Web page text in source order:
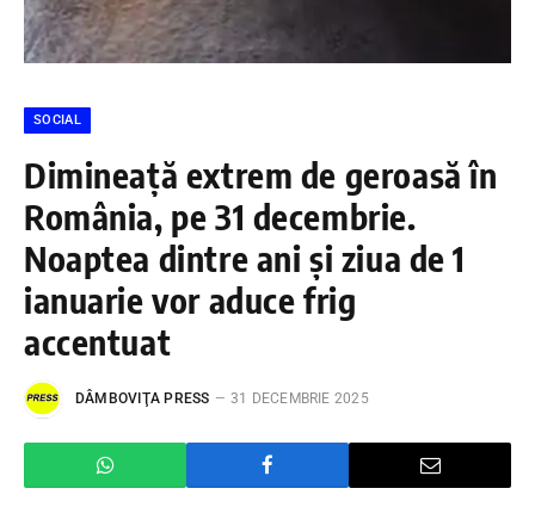
SOCIAL
Dimineață extrem de geroasă în
România, pe 31 decembrie.
Noaptea dintre ani și ziua de 1
ianuarie vor aduce frig
accentuat
DÂMBOVIŢA PRESS 31 DECEMBRIE 2025